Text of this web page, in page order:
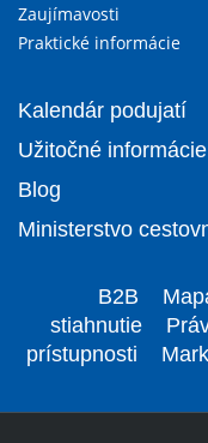
Zaujímavosti
Praktické informácie
Kalendár podujatí
Užitočné informácie
Blog
Ministerstvo
B2B
stiahnutie
prístupnosti